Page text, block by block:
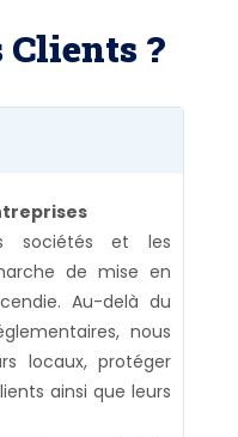
Clients ?
sociétés et les
de mise en
Au-delà du
nous
locaux, protéger
ainsi que leurs